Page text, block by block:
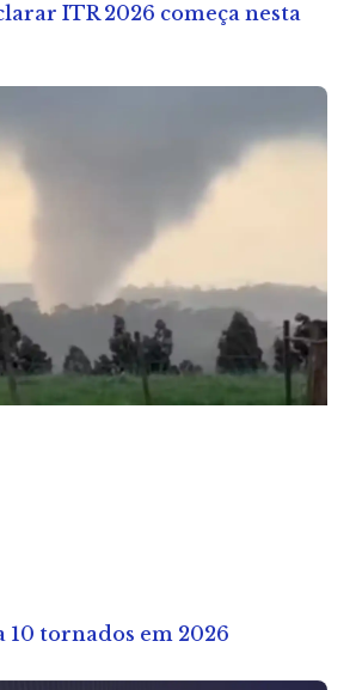
ITR 2026 começa nesta
10 tornados em 2026